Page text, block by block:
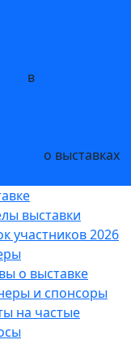
в
о выставках
выставки
участников 2026
о выставке
и спонсоры
на частые